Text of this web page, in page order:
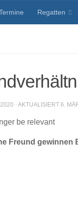
Regatten
· AKTUALISIERT 6.
be relevant
Freund gewinnen